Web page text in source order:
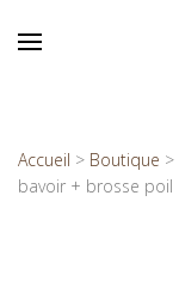
Accueil > Boutique >
bavoir + brosse poil